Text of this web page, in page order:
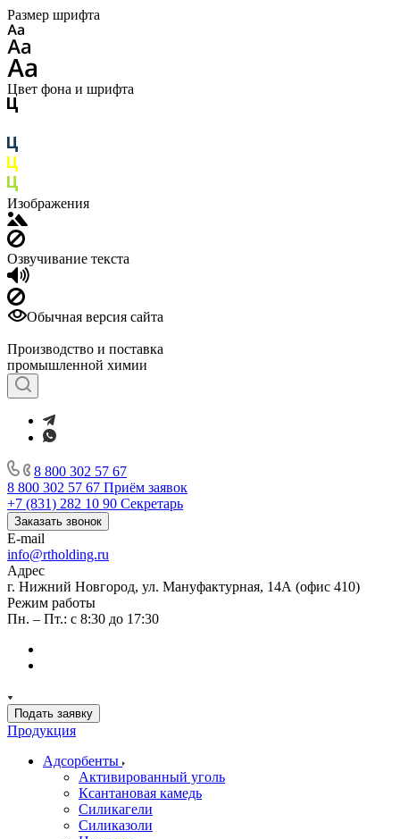
Размер шрифта
Цвет фона и шрифта
Изображения
Озвучивание текста
Обычная версия сайта
Производство и поставка
промышленной химии
8 800 302 57 67
8 800 302 57 67 Приём заявок
+7 (831) 282 10 90 Секретарь
Заказать звонок
E-mail
info@rtholding.ru
Адрес
г. Нижний Новгород, ул. Мануфактурная, 14А (офис 410)
Режим работы
Пн. – Пт.: с 8:30 до 17:30
Подать заявку
Продукция
Адсорбенты
Активированный уголь
Ксантановая камедь
Силикагели
Силиказоли